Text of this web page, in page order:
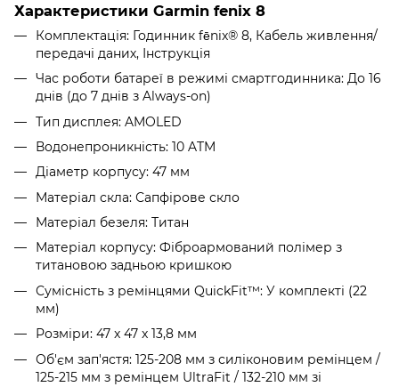
Характеристики Garmin fenix 8
Комплектація: Годинник fēnix® 8, Кабель живлення/
передачі даних, Інструкція
Час роботи батареї в режимі смартгодинника: До 16
днів (до 7 днів з Always-on)
Тип дисплея: AMOLED
Водонепроникність: 10 ATM
Діаметр корпусу: 47 мм
Матеріал скла: Сапфірове скло
Матеріал безеля: Титан
Матеріал корпусу: Фіброармований полімер з
титановою задньою кришкою
Сумісність з ремінцями QuickFit™: У комплекті (22
мм)
Розміри: 47 x 47 x 13,8 мм
Об'єм зап'ястя: 125-208 мм з силіконовим ремінцем /
125-215 мм з ремінцем UltraFit / 132-210 мм зі